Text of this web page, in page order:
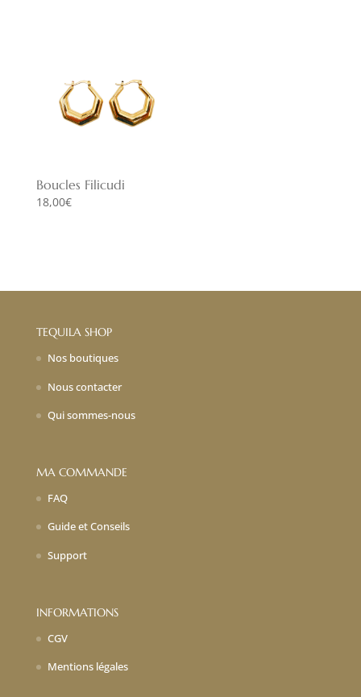
Boucles Filicudi
18,00€
TEQUILA SHOP
Nos boutiques
Nous contacter
Qui sommes-nous
MA COMMANDE
FAQ
Guide et Conseils
Support
INFORMATIONS
CGV
Mentions légales